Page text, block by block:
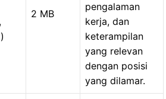
2 MB
pengalaman
kerja, dan
keterampilan
yang relevan
dengan posisi
yang dilamar.